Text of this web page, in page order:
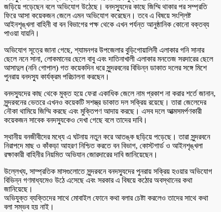
জড়িয়ে পড়েছেন বলে অভিযোগ উঠেছে। বনদস্যুদের কাছে জিম্মি থাকার পর সম্প্রতি
ফিরে আসা কয়েকজন জেলে এমন অভিযোগ করেছেন। তবে এ বিষয়ে সংশ্লিষ্ট
আইনশৃঙ্খলা বাহিনী বা বন বিভাগের পক্ষ থেকে এখন পর্যন্ত আনুষ্ঠানিক কোনো বক্তব্য
পাওয়া যায়নি।
অভিযোগ সূত্রে জানা গেছে, শ্যামনগর উপজেলার বুড়িগোয়ালিনী এলাকার গনি সানার
ছেলে ননে সানা, লোকমানের ছেলে বাবু এবং দাতিনাখালী এলাকার মনতেজ সরদারের ছেলে
আসাদুল (ননি গোপাল) গত কয়েকদিন ধরে সুন্দরবনের বিভিন্ন ডাকাত দলের সঙ্গে মিশে
পুনরায় বনদস্যু কার্যক্রম পরিচালনা করছেন।
বনদস্যুদের কাছ থেকে মুক্ত হয়ে ফেরা একাধিক জেলে নাম প্রকাশ না করার শর্তে জানান,
সুন্দরবনের ভেতরে এখনও কয়েকটি সশস্ত্র ডাকাত দল সক্রিয় রয়েছে। তারা জেলেদের
নৌকা থামিয়ে জিম্মি করছে এবং মুক্তিপণ আদায় করছে। এসব দলে আত্মসমর্পণকারী
কয়েকজন সাবেক বনদস্যুকেও দেখা গেছে বলে তাদের দাবি।
স্থানীয় বনজীবীদের মধ্যে এ ঘটনায় নতুন করে আতঙ্ক ছড়িয়ে পড়েছে। তারা সুন্দরবনে
নিরাপদে মাছ ও কাঁকড়া আহরণ নিশ্চিত করতে বন বিভাগ, কোস্টগার্ড ও আইনশৃঙ্খলা
রক্ষাকারী বাহিনীর নিয়মিত অভিযান জোরদারের দাবি জানিয়েছেন।
উল্লেখ্য, সাম্প্রতিক মাসগুলোতে সুন্দরবনে বনদস্যুদের পুনরায় সক্রিয় হওয়ার অভিযোগ
বিভিন্ন গণমাধ্যমেও উঠে এসেছে এবং সরকার এ বিষয়ে কঠোর অবস্থানের কথা
জানিয়েছে।
অভিযুক্ত ব্যক্তিদের সাথে মোবাইল ফোনে কথা বলার চেষ্টা করলেও তাদের সাথে কথা
বলা সম্ভব হয় নাই।